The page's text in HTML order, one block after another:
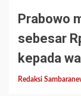
Prabowo
sebesar
kepada
Redaksi